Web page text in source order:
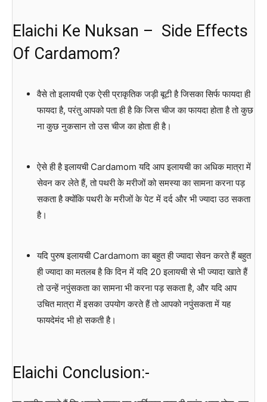
Elaichi Ke Nuksan – Side Effects
Of Cardamom?
वैसे तो इलायची एक ऐसी प्राकृतिक जड़ी बूटी है जिसका सिर्फ फायदा ही
फायदा है, परंतु आपको पता ही है कि जिस चीज का फायदा होता है तो कुछ
ना कुछ नुकसान तो उस चीज का होता ही है।
ऐसे ही है इलायची Cardamom यदि आप इलायची का अधिक मात्रा में
सेवन कर लेते हैं, तो पथरी के मरीजों को समस्या का सामना करना पड़
सकता है क्योंकि पथरी के मरीजों के पेट में दर्द और भी ज्यादा उठ सकता
है।
यदि पुरुष इलायची Cardamom का बहुत ही ज्यादा सेवन करते हैं बहुत
ही ज्यादा का मतलब है कि दिन में यदि 20 इलायची से भी ज्यादा खाते हैं
तो उन्हें नपुंसकता का सामना भी करना पड़ सकता है, और यदि आप
उचित मात्रा में इसका उपयोग करते हैं तो आपको नपुंसकता में यह
फायदेमंद भी हो सकती है।
Elaichi Conclusion:-